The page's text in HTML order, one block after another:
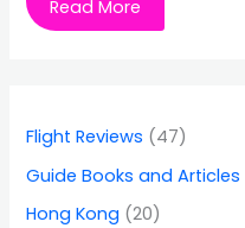
Read More
Flight Reviews (47)
Guide Books and Articles
Hong Kong (20)